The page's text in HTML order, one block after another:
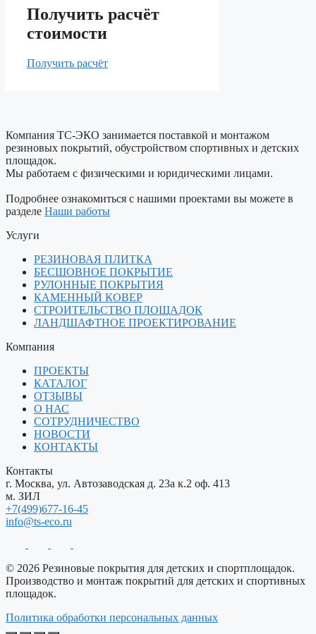
Получить расчёт
стоимости
Получить расчёт
Компания ТС-ЭКО занимается поставкой и монтажом
резиновых покрытий, обустройством спортивных и детских
площадок.
Мы работаем с физическими и юридическими лицами.
Подробнее ознакомиться с нашими проектами вы можете в
разделе Наши работы
Услуги
РЕЗИНОВАЯ ПЛИТКА
БЕСШОВНОЕ ПОКРЫТИЕ
РУЛОННЫЕ ПОКРЫТИЯ
КАМЕННЫЙ КОВЕР
СТРОИТЕЛЬСТВО ПЛОЩАДОК
ЛАНДШАФТНОЕ ПРОЕКТИРОВАНИЕ
Компания
ПРОЕКТЫ
КАТАЛОГ
ОТЗЫВЫ
О НАС
СОТРУДНИЧЕСТВО
НОВОСТИ
КОНТАКТЫ
Контакты
г. Москва, ул. Автозаводская д. 23а к.2 оф. 413
м. ЗИЛ
+7(499)677-16-45
info@ts-eco.ru
© 2026 Резиновые покрытия для детских и спортплощадок.
Производство и монтаж покрытий для детских и спортивных
площадок.
Политика обработки персональных данных